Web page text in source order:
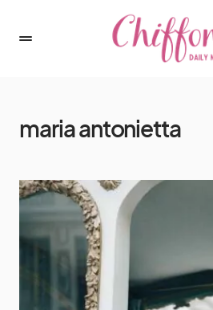
maria antonietta